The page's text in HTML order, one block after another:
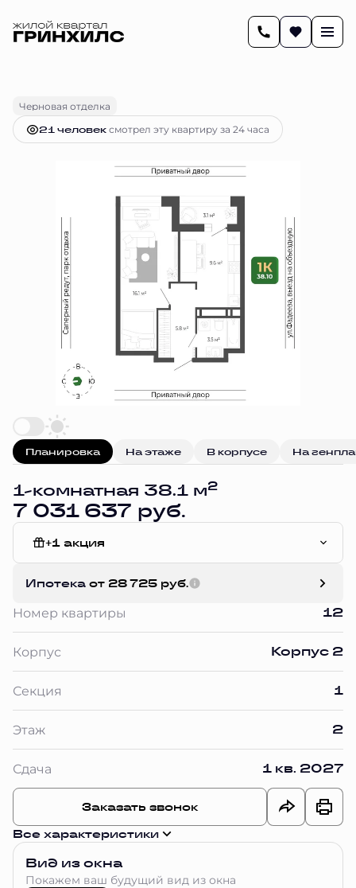
1-комнатная 38.1 м 7 031 637 руб.
Черновая отделка
21 человексмотрел эту квартиру за 24 часа
Планировка На этаже В корпусе На
1-комнатная 38.1 м2
7 031 637 руб.
+1 акция
Ипотека от 28 725 руб.
Номер квартиры 12
Корпус Корпус 2
Секция 1
Этаж 2
Сдача 1 кв. 2027
Заказать звонок
Все характеристики
Вид из окна
Покажем ваш будущий вид из окна